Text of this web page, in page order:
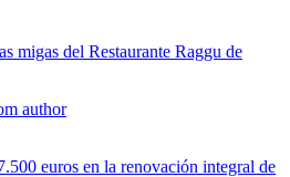
migas del Restaurante Raggu de
author
euros en la renovación integral de